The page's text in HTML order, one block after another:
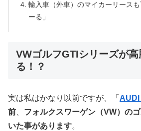
輸入車（外車）のマイカーリース
ーる」
VWゴルフGTIシリーズが
る！？
実は私はかなり以前ですが、「 AUDI
前、 フォルクスワーゲン（VW）の
いた事があります。